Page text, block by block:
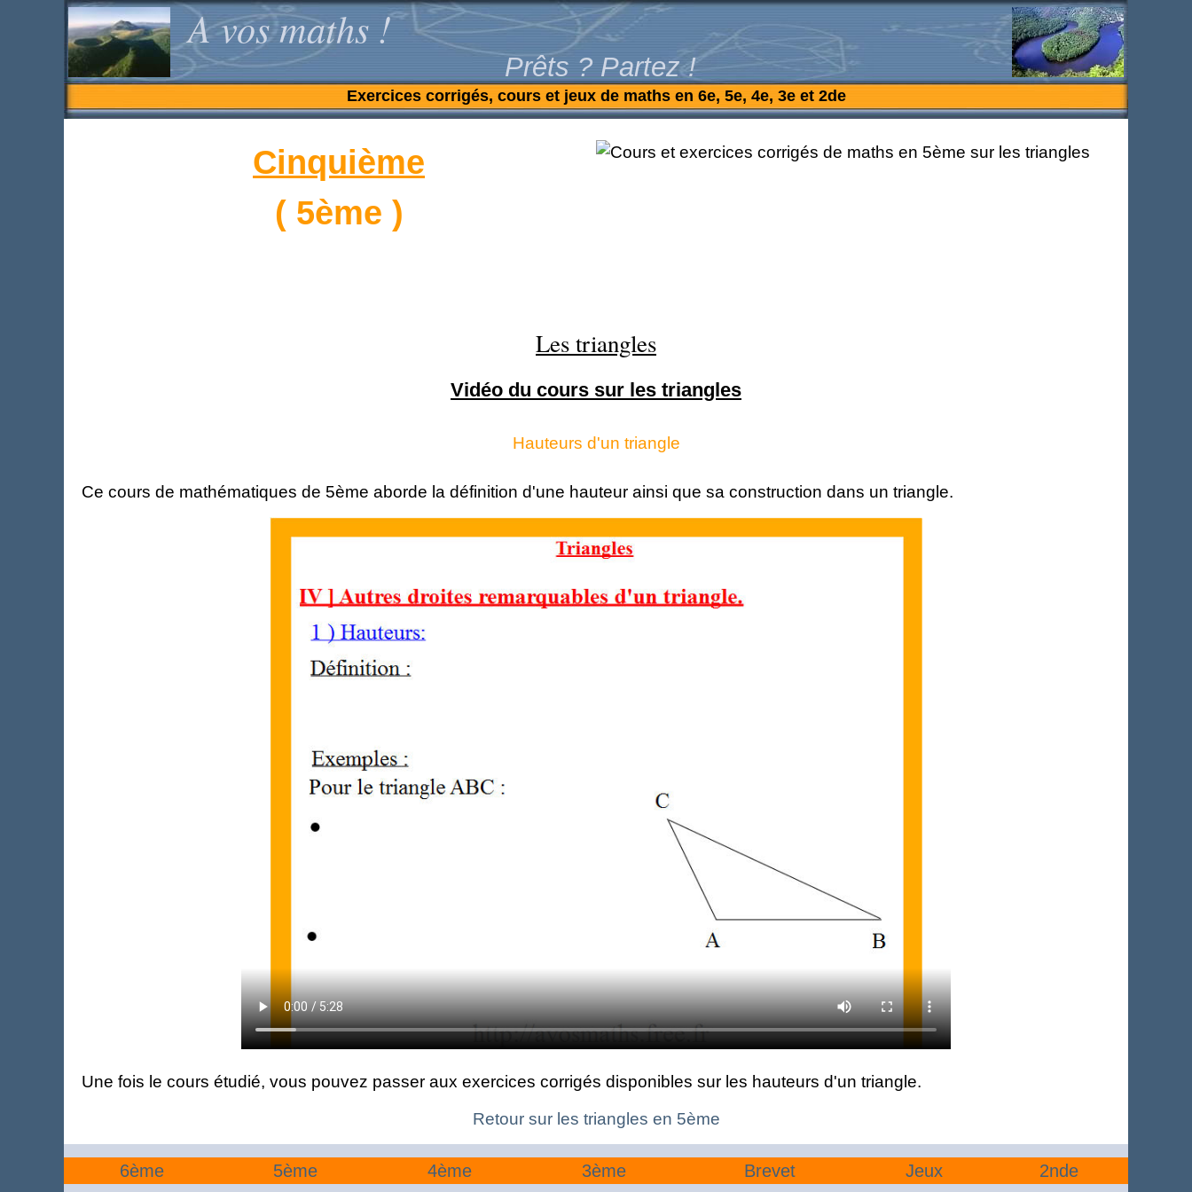
A vos maths !
Prêts ? Partez !
Exercices corrigés, cours et jeux de maths en 6e, 5e, 4e, 3e et 2de
Cinquième
( 5ème )
Les triangles
Vidéo du cours sur les triangles
Hauteurs d'un triangle
Ce cours de mathématiques de 5ème aborde la définition d'une hauteur ainsi que sa construction dans un triangle.
Une fois le cours étudié, vous pouvez passer aux exercices corrigés disponibles sur les hauteurs d'un triangle.
Retour sur les triangles en 5ème
6ème 5ème 4ème 3ème Brevet Jeux 2nde